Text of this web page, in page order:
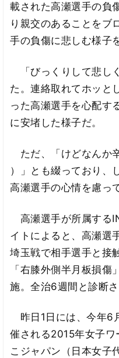
載された高瀬選手の負
り親交のあることをブ
手の負傷に悲しむ様子
「びっくりして悲し
た。連絡取れてホッと
った高瀬選手を心配す
に安堵した様子だ。
ただ、「けどなんか
）」とも綴っており、
高瀬選手の心情を慮っ
高瀬選手が所属する
イトによると、高瀬選
埼玉戦で相手選手と接
「右膝外側半月板損
施。全治6週間と診断さ
昨日1日には、今年6
催される2015年女子ワ
こジャパン（日本女子